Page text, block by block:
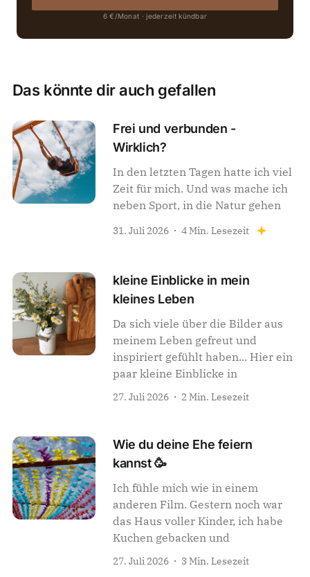
Das könnte dir auch gefallen
Frei und verbunden -
Wirklich?
In den letzten Tagen hatte ich viel
Zeit für mich. Und was mache ich
neben Sport, in die Natur gehen
31. Juli 2026 4 Min. Lesezeit
kleine Einblicke in mein
kleines Leben
Da sich viele über die Bilder aus
meinem Leben gefreut und
inspiriert gefühlt haben... Hier ein
paar kleine Einblicke in
27. Juli 2026 2 Min. Lesezeit
Wie du deine Ehe feiern
kannst 🥳
Ich fühle mich wie in einem
anderen Film. Gestern noch war
das Haus voller Kinder, ich habe
Kuchen gebacken und
27. Juli 2026 3 Min. Lesezeit
6 €/Monat · jederzeit kündbar